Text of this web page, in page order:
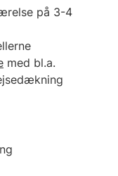
på 3-4
med bl.a.